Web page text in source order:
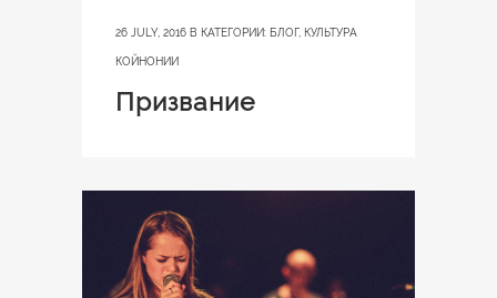
26 JULY, 2016 В КАТЕГОРИИ: БЛОГ, КУЛЬТУРА
КОЙНОНИИ
Призвание